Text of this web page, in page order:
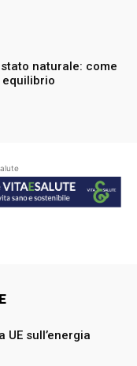
naturale: come
UE sull’energia